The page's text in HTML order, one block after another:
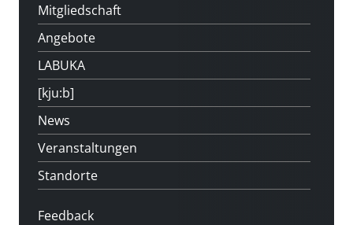
Mitgliedschaft
Angebote
LABUKA
[kju:b]
News
Veranstaltungen
Standorte
Feedback